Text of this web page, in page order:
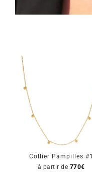
Collier Pampilles #1
à partir de 770€